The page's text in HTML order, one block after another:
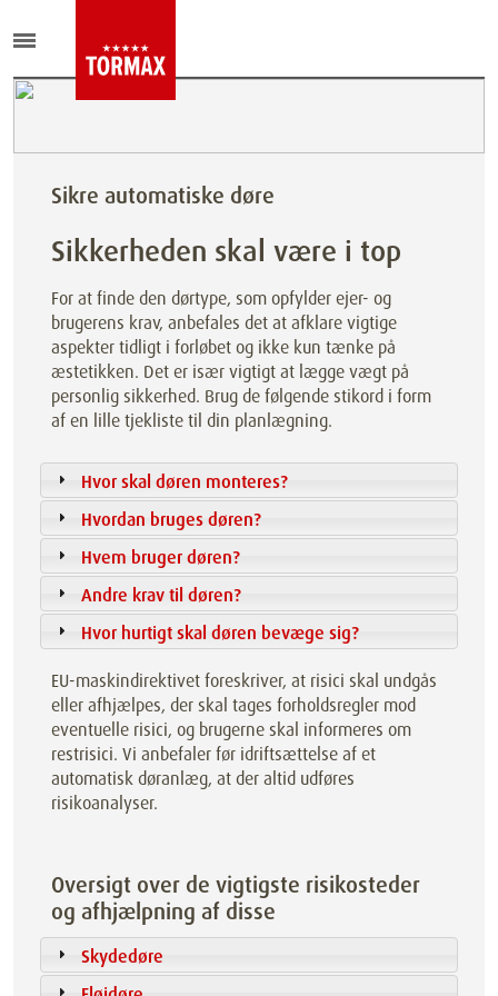
Sikre automatiske døre
Sikkerheden skal være i top
For at finde den dørtype, som opfylder ejer- og
brugerens krav, anbefales det at afklare vigtige
aspekter tidligt i forløbet og ikke kun tænke på
æstetikken. Det er især vigtigt at lægge vægt på
personlig sikkerhed. Brug de følgende stikord i form
af en lille tjekliste til din planlægning.
Hvor skal døren monteres?
Hvordan bruges døren?
Hvem bruger døren?
Andre krav til døren?
Hvor hurtigt skal døren bevæge sig?
EU-maskindirektivet foreskriver, at risici skal undgås
eller afhjælpes, der skal tages forholdsregler mod
eventuelle risici, og brugerne skal informeres om
restrisici. Vi anbefaler før idriftsættelse af et
automatisk døranlæg, at der altid udføres
risikoanalyser.
Oversigt over de vigtigste risikosteder
og afhjælpning af disse
Skydedøre